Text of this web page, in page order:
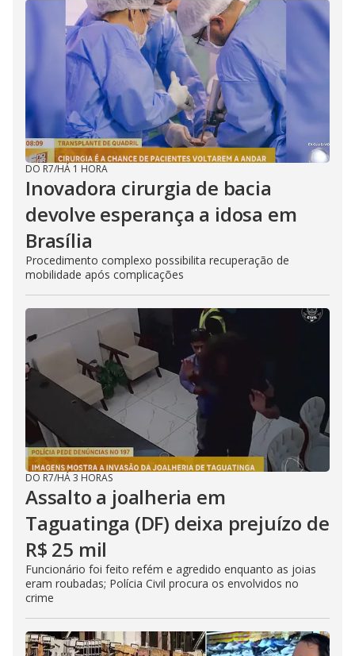
DO R7/HÁ 1 HORA
Inovadora cirurgia de bacia
devolve esperança a idosa em
Brasília
Procedimento complexo possibilita recuperação de
mobilidade após complicações
DO R7/HÁ 3 HORAS
Assalto a joalheria em
Taguatinga (DF) deixa prejuízo de
R$ 25 mil
Funcionário foi feito refém e agredido enquanto as joias
eram roubadas; Polícia Civil procura os envolvidos no
crime